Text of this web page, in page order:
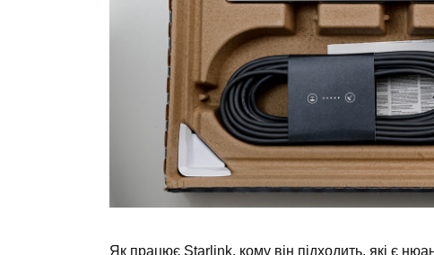
Як працює Starlink, кому він підходить, які є